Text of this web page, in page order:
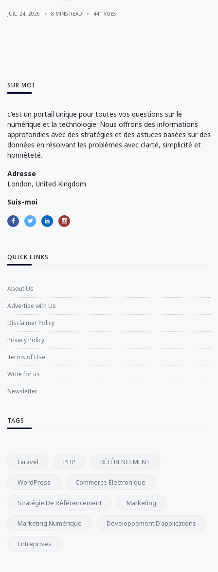
JUIL. 24, 2026 8 MINS READ 441 VUES
SUR MOI
c'est un portail unique pour toutes vos questions sur le
numérique et la technologie. Nous offrons des informations
approfondies avec des stratégies et des astuces basées sur des
données en résolvant les problèmes avec clarté, simplicité et
honnêteté.
Adresse
London, United Kingdom
Suis-moi
QUICK LINKS
About Us
Advertise with Us
Disclaimer Policy
Privacy Policy
Terms of Use
Write for us
Newsletter
TAGS
Laravel PHP RÉFÉRENCEMENT
WordPress Commerce Électronique
Stratégie De Référencement Marketing
Marketing Numérique Développement D'applications
Entreprises